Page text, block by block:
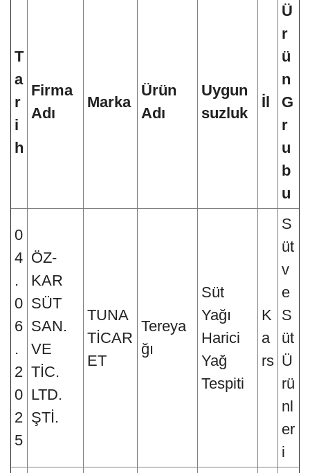
T
a
r
i
h
Firma
Adı
Marka
Ürün
Adı
Uygun
suzluk
İl
Ü
r
ü
n
G
r
u
b
u
0
4
.
0
6
.
2
0
2
5
ÖZ-
KAR
SÜT
SAN.
VE
TİC.
LTD.
ŞTİ.
TUNA
TİCAR
ET
Tereya
ğı
Süt
Yağı
Harici
Yağ
Tespiti
K
a
rs
S
üt
v
e
S
üt
Ü
rü
nl
er
i